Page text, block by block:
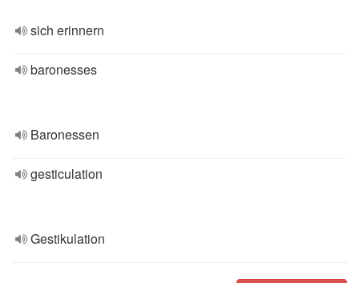
sich erinnern
baronesses
Baronessen
gesticulation
Gestikulation